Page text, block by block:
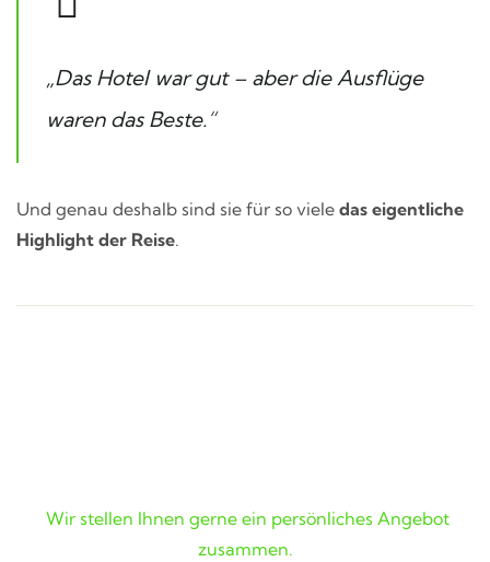
„Das Hotel war gut – aber die Ausflüge
waren das Beste.“
Und genau deshalb sind sie für so viele das eigentliche
Highlight der Reise.
Wir stellen Ihnen gerne ein persönliches Angebot
zusammen.